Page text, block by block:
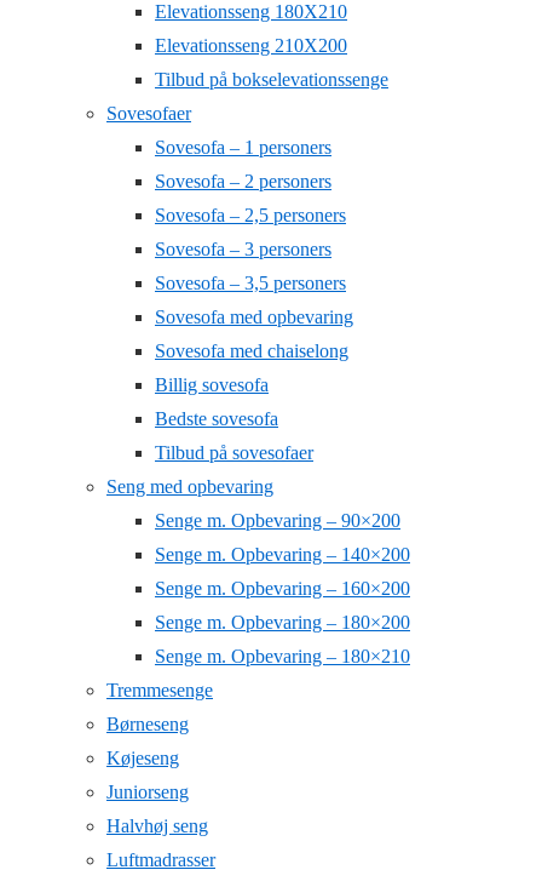
Elevationsseng 180X210
Elevationsseng 210X200
Tilbud på bokselevationssenge
Sovesofaer
Sovesofa – 1 personers
Sovesofa – 2 personers
Sovesofa – 2,5 personers
Sovesofa – 3 personers
Sovesofa – 3,5 personers
Sovesofa med opbevaring
Sovesofa med chaiselong
Billig sovesofa
Bedste sovesofa
Tilbud på sovesofaer
Seng med opbevaring
Senge m. Opbevaring – 90×200
Senge m. Opbevaring – 140×200
Senge m. Opbevaring – 160×200
Senge m. Opbevaring – 180×200
Senge m. Opbevaring – 180×210
Tremmesenge
Børneseng
Køjeseng
Juniorseng
Halvhøj seng
Luftmadrasser